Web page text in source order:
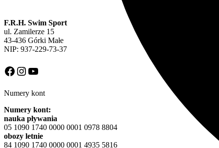
F.R.H. Swim Sport
ul. Zamilerze 15
43-436 Górki Małe
NIP: 937-229-73-37
Facebook
Instagram
YouTube
Numery kont
Numery kont:
nauka pływania
05 1090 1740 0000 0001 0978 8804
obozy letnie
84 1090 1740 0000 0001 4935 5816